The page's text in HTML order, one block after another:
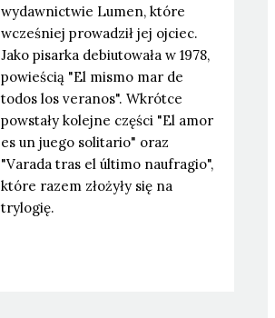
wydawnictwie Lumen, które
wcześniej prowadził jej ojciec.
Jako pisarka debiutowała w 1978,
powieścią "El mismo mar de
todos los veranos". Wkrótce
powstały kolejne części "El amor
es un juego solitario" oraz
"Varada tras el último naufragio",
które razem złożyły się na
trylogię.